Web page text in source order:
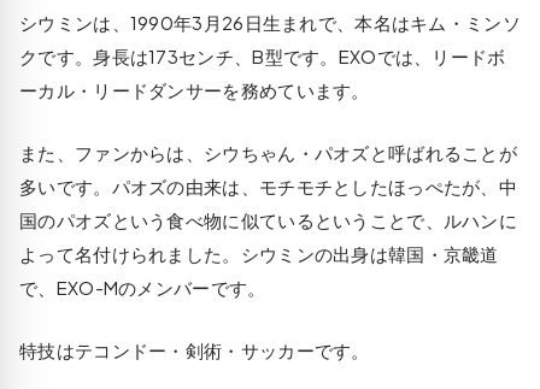
シウミンは、1990年3月26日生まれで、本名はキム・ミンソ
クです。身長は173センチ、B型です。EXOでは、リードボ
ーカル・リードダンサーを務めています。
また、ファンからは、シウちゃん・パオズと呼ばれることが
多いです。パオズの由来は、モチモチとしたほっぺたが、中
国のパオズという食べ物に似ているということで、ルハンに
よって名付けられました。シウミンの出身は韓国・京畿道
で、EXO-Mのメンバーです。
特技はテコンドー・剣術・サッカーです。